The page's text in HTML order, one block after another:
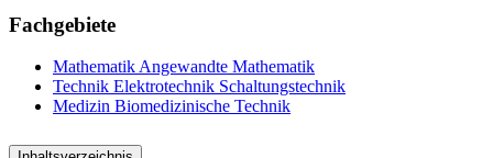
Fachgebiete
Mathematik Angewandte Mathematik
Technik Elektrotechnik Schaltungstechnik
Medizin Biomedizinische Technik